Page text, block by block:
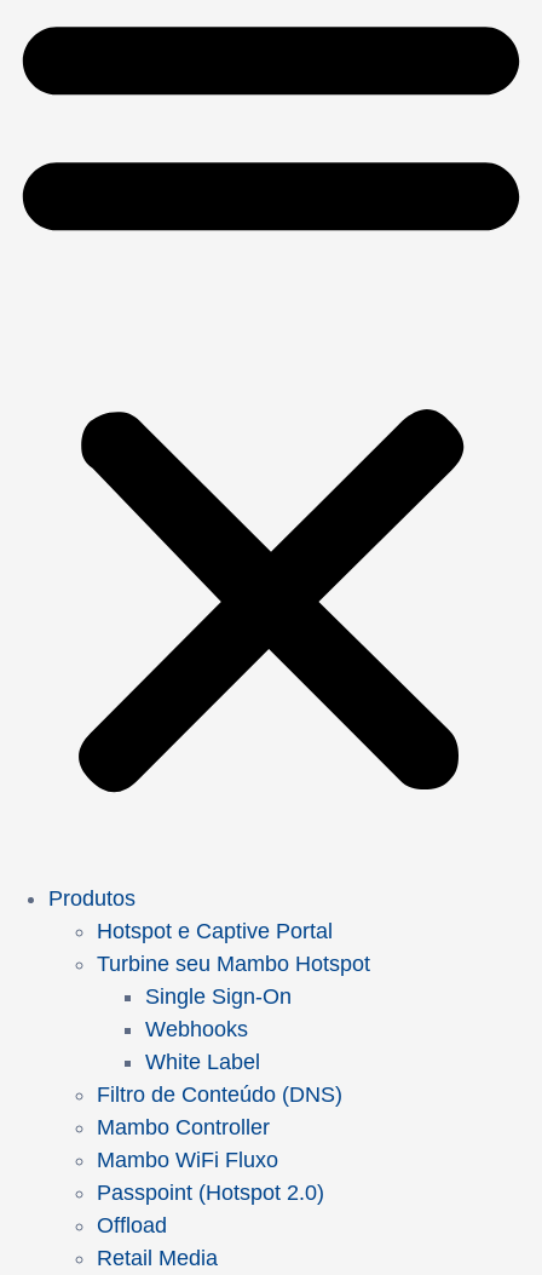
Produtos
Hotspot e Captive Portal
Turbine seu Mambo Hotspot
Single Sign-On
Webhooks
White Label
Filtro de Conteúdo (DNS)
Mambo Controller
Mambo WiFi Fluxo
Passpoint (Hotspot 2.0)
Offload
Retail Media